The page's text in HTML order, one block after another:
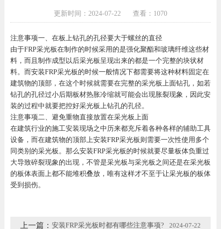
更新时间：2024-07-22 查看：1070
注意事项一、在板上钻孔的孔径要大于螺丝的直径
由于FRP采光板在制作的时候采用的是强化聚酯和玻璃纤维这些材
料，而且制作成型以后采光板呈现出来的都是一个完整的块状材
料。而安装FRP采光板的时候一般情况下都需要将这种材料固定在
建筑物的顶部，在这个时候就需要在完整的采光板上面钻孔，如若
钻孔的孔径过小后期板材热胀冷缩就可能会出现胀裂现象，因此安
装的过程中就要把控好采光板上钻孔的孔径。
注意事项二、避免重物直接放置在采光板上面
在建筑行业的施工安装现场之中历来都充斥着各种各样的辅助工具
设备，而在建筑物的顶部上安装FRP采光板则需要一次性使用多个
同类别的采光板。那么安装FRP采光板的时候就要尽量板体负重过
大导致碎裂现象的出现，不管是采光板与采光板之间还是在采光板
的板体表面上都不能堆积叠放，唯有这样才不至于让采光板的板体
受到损伤。
上一篇： 安装FRP采光板时都有哪些注意事项? 2024-07-22